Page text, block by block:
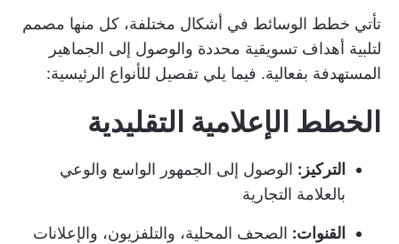
تأتي خطط الوسائط في أشكال مختلفة، كل منها مصمم
لتلبية أهداف تسويقية محددة والوصول إلى الجماهير
المستهدفة بفعالية. فيما يلي تفصيل للأنواع الرئيسية:
الخطط الإعلامية التقليدية
التركيز: الوصول إلى الجمهور الواسع والوعي
بالعلامة التجارية
القنوات: الصحف المحلية، والتلفزيون، والإعلانات